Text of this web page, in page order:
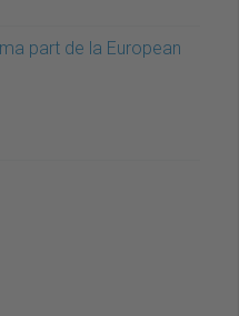
part de la European